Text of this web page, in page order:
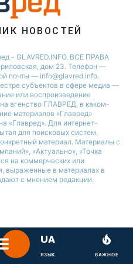
НОВОСТЕЙ
- GLAVRED.INFO. ВСЕ ПРАВА
дом 23. Телефон —
почты — info@glavred.info.
cубъектов в сфере медиа —
или воспроизведение
агенство ГЛАВРЕД, в каком-
материалов «Главред»
«Главред». Для интернет-
для поисковых систем,
материал. Материалы с
«Актуально», «Точка
на коммерческих или
выраженные в материалах в
с мнением редакции.
ЯЗЫК ВАЖНОЕ